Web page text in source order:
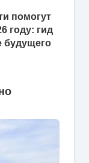
помогут
году: гид
будущего